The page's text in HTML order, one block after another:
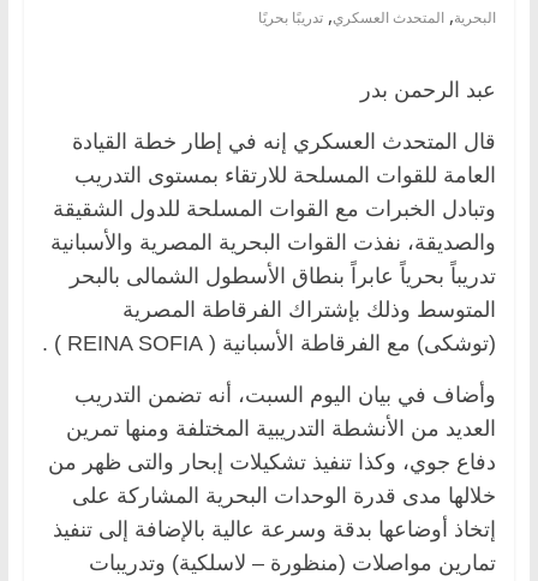
البحرية, المتحدث العسكري, تدريبًا بحريًا
عبد الرحمن بدر
قال المتحدث العسكري إنه في إطار خطة القيادة
العامة للقوات المسلحة للارتقاء بمستوى التدريب
وتبادل الخبرات مع القوات المسلحة للدول الشقيقة
والصديقة، نفذت القوات البحرية المصرية والأسبانية
تدريباً بحرياً عابراً بنطاق الأسطول الشمالى بالبحر
المتوسط وذلك بإشتراك الفرقاطة المصرية
(توشكى) مع الفرقاطة الأسبانية ( REINA SOFIA ) .
وأضاف في بيان اليوم السبت، أنه تضمن التدريب
العديد من الأنشطة التدريبية المختلفة ومنها تمرين
دفاع جوي، وكذا تنفيذ تشكيلات إبحار والتى ظهر من
خلالها مدى قدرة الوحدات البحرية المشاركة على
إتخاذ أوضاعها بدقة وسرعة عالية بالإضافة إلى تنفيذ
تمارين مواصلات (منظورة – لاسلكية) وتدريبات